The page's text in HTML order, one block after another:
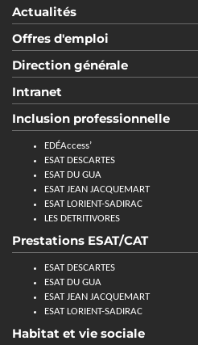
Actualités
Offres d'emploi
Direction générale
Intranet
Inclusion professionnelle
EDÉAccess’
ESAT DESCARTES
ESAT DU GUA
ESAT JEAN JACQUEMART
ESAT LORIENT-SADIRAC
LES DETRITIVORES
Prestations ESAT/CAT
ESAT DESCARTES
ESAT DU GUA
ESAT JEAN JACQUEMART
ESAT LORIENT-SADIRAC
Habitat et vie sociale